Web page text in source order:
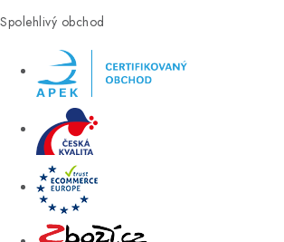
Spolehlivý obchod
Moje objednávka